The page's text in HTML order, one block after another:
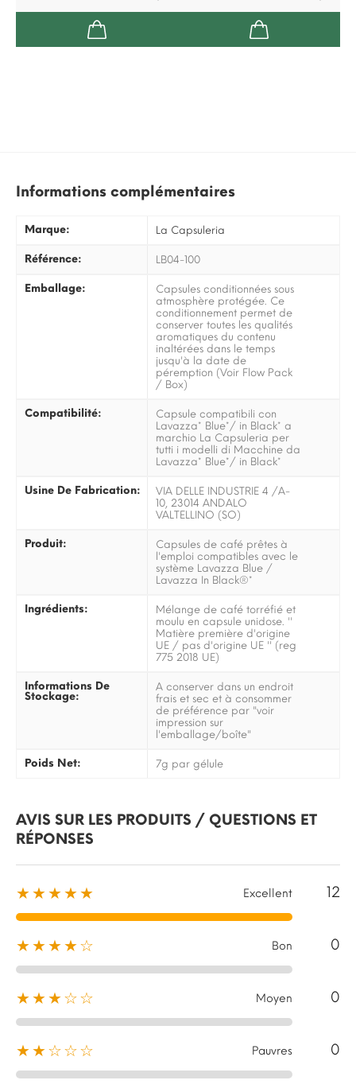
Informations complémentaires
Marque: La Capsuleria
Référence: LB04-100
Emballage:
Capsules conditionnées sous
atmosphère protégée. Ce
conditionnement permet de
conserver toutes les qualités
aromatiques du contenu
inaltérées dans le temps
jusqu'à la date de
péremption (Voir Flow Pack
/ Box)
Compatibilité:
Capsule compatibili con
Lavazza* Blue*/ in Black* a
marchio La Capsuleria per
tutti i modelli di Macchine da
Lavazza* Blue*/ in Black*
Usine De Fabrication:
VIA DELLE INDUSTRIE 4 /A-
10, 23014 ANDALO
VALTELLINO (SO)
Produit:
Capsules de café prêtes à
l'emploi compatibles avec le
système Lavazza Blue /
Lavazza In Black®*
Ingrédients:
Mélange de café torréfié et
moulu en capsule unidose. ''
Matière première d'origine
UE / pas d'origine UE '' (reg
775 2018 UE)
Informations De
Stockage:
A conserver dans un endroit
frais et sec et à consommer
de préférence par "voir
impression sur
l'emballage/boîte"
Poids Net: 7g par gélule
AVIS SUR LES PRODUITS / QUESTIONS ET
RÉPONSES
★★★★★ Excellent 12
★★★★☆ Bon 0
★★★☆☆ Moyen 0
★★☆☆☆ Pauvres 0